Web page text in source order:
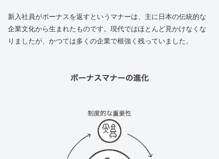
新入社員がボーナスを返すというマナーは、主に日本の伝統的な
企業文化から生まれたものです。現代ではほとんど見かけなくな
りましたが、かつては多くの企業で根強く残っていました。